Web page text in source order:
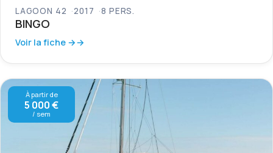
LAGOON 42 2017 8 PERS.
BINGO
Voir la fiche →
À partir de
5 000 €
/ sem